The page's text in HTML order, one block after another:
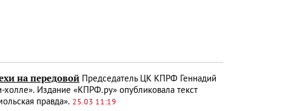
на передовой Председатель ЦК КПРФ Геннадий
холле». Издание «КПРФ.ру» опубликовала текст
правда». 25.03 11:19